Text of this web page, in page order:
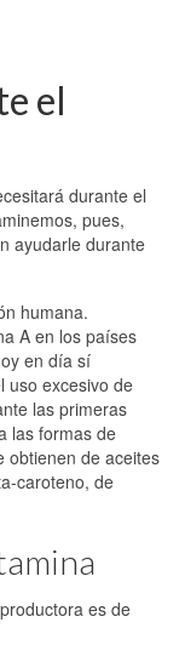
el
durante el
pues,
ayudarle durante
humana.
A en los países
en día sí
uso excesivo de
las primeras
las formas de
obtienen de aceites
caroteno, de
es de